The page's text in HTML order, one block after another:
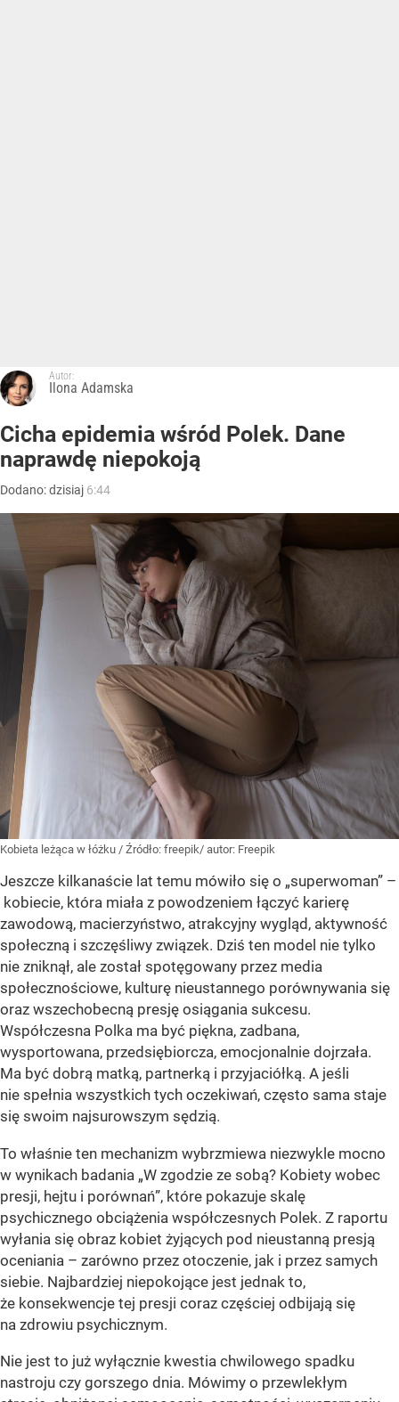
Autor:
Ilona Adamska
Cicha epidemia wśród Polek. Dane
naprawdę niepokoją
Dodano:dzisiaj 6:44
Kobieta leżąca w łóżku / Źródło: freepik/ autor: Freepik
Jeszcze kilkanaście lat temu mówiło się o „superwoman” –
kobiecie, która miała z powodzeniem łączyć karierę
zawodową, macierzyństwo, atrakcyjny wygląd, aktywność
społeczną i szczęśliwy związek. Dziś ten model nie tylko
nie zniknął, ale został spotęgowany przez media
społecznościowe, kulturę nieustannego porównywania się
oraz wszechobecną presję osiągania sukcesu.
Współczesna Polka ma być piękna, zadbana,
wysportowana, przedsiębiorcza, emocjonalnie dojrzała.
Ma być dobrą matką, partnerką i przyjaciółką. A jeśli
nie spełnia wszystkich tych oczekiwań, często sama staje
się swoim najsurowszym sędzią.
To właśnie ten mechanizm wybrzmiewa niezwykle mocno
w wynikach badania „W zgodzie ze sobą? Kobiety wobec
presji, hejtu i porównań”, które pokazuje skalę
psychicznego obciążenia współczesnych Polek. Z raportu
wyłania się obraz kobiet żyjących pod nieustanną presją
oceniania – zarówno przez otoczenie, jak i przez samych
siebie. Najbardziej niepokojące jest jednak to,
że konsekwencje tej presji coraz częściej odbijają się
na zdrowiu psychicznym.
Nie jest to już wyłącznie kwestia chwilowego spadku
nastroju czy gorszego dnia. Mówimy o przewlekłym